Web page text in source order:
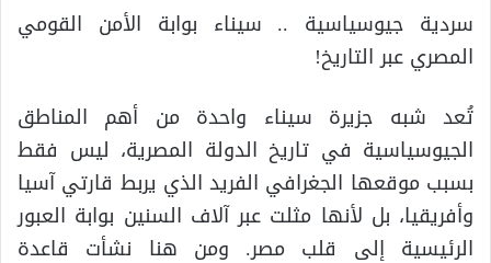
سردية جيوسياسية .. سيناء بوابة الأمن القومي
المصري عبر التاريخ!
تُعد شبه جزيرة سيناء واحدة من أهم المناطق
الجيوسياسية في تاريخ الدولة المصرية، ليس فقط
بسبب موقعها الجغرافي الفريد الذي يربط قارتي آسيا
وأفريقيا، بل لأنها مثلت عبر آلاف السنين بوابة العبور
الرئيسية إلى قلب مصر. ومن هنا نشأت قاعدة